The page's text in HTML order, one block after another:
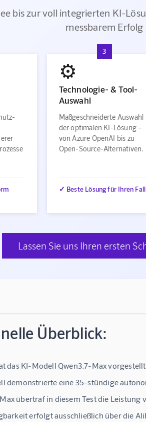
bis zur voll integrierten KI-
messbarem Erfolg
3
⚙️
Technologie- & Tool-
Auswahl
Maßgeschneiderte Auswahl
der optimalen KI-Lösung –
von Azure OpenAI bis zu
Open-Source-Alternativen.
✓ Beste Lösung für Ihren Fall
Lassen Sie uns Ihren ersten
Überblick:
das KI-Modell Qwen3.7-Max
demonstrierte eine 35-stündige
übertraf in diesem Test die
erfolgt ausschließlich über die